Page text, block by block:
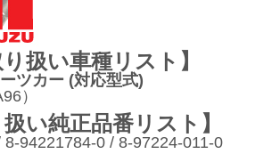
り扱い車種リスト】
ツカー (対応型式)
）
扱い純正品番リスト】
94221784-0 / 8-97224-011-0